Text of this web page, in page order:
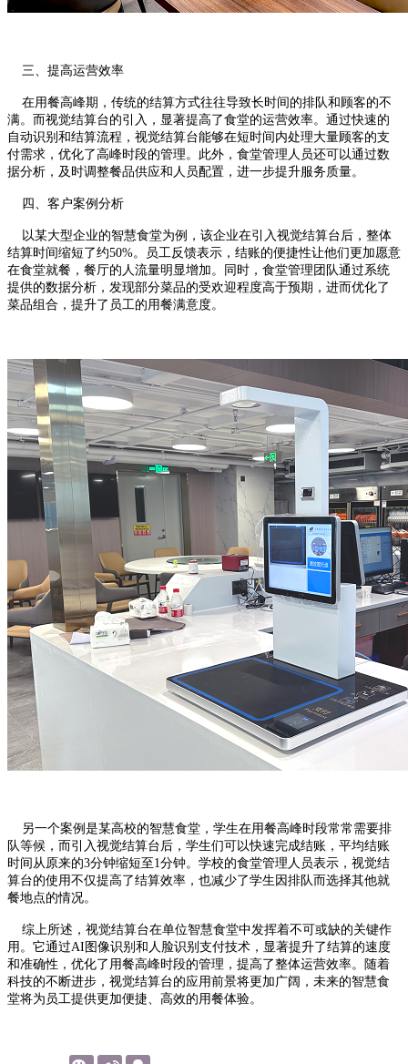
三、提高运营效率
在用餐高峰期，传统的结算方式往往导致长时间的排队和顾客的不
满。而视觉结算台的引入，显著提高了食堂的运营效率。通过快速的
自动识别和结算流程，视觉结算台能够在短时间内处理大量顾客的支
付需求，优化了高峰时段的管理。此外，食堂管理人员还可以通过数
据分析，及时调整餐品供应和人员配置，进一步提升服务质量。
四、客户案例分析
以某大型企业的智慧食堂为例，该企业在引入视觉结算台后，整体
结算时间缩短了约50%。员工反馈表示，结账的便捷性让他们更加愿意
在食堂就餐，餐厅的人流量明显增加。同时，食堂管理团队通过系统
提供的数据分析，发现部分菜品的受欢迎程度高于预期，进而优化了
菜品组合，提升了员工的用餐满意度。
另一个案例是某高校的智慧食堂，学生在用餐高峰时段常常需要排
队等候，而引入视觉结算台后，学生们可以快速完成结账，平均结账
时间从原来的3分钟缩短至1分钟。学校的食堂管理人员表示，视觉结
算台的使用不仅提高了结算效率，也减少了学生因排队而选择其他就
餐地点的情况。
综上所述，视觉结算台在单位智慧食堂中发挥着不可或缺的关键作
用。它通过AI图像识别和人脸识别支付技术，显著提升了结算的速度
和准确性，优化了用餐高峰时段的管理，提高了整体运营效率。随着
科技的不断进步，视觉结算台的应用前景将更加广阔，未来的智慧食
堂将为员工提供更加便捷、高效的用餐体验。